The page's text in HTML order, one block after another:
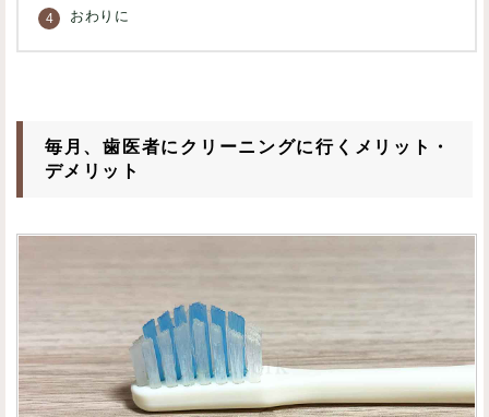
おわりに
毎月、歯医者にクリーニングに行くメリット・
デメリット